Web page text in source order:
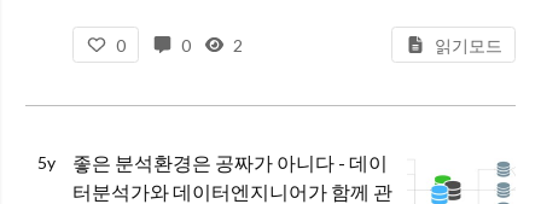
0 0 2 읽기모드
5y
좋은 분석환경은 공짜가 아니다 - 데이
터분석가와 데이터엔지니어가 함께 관